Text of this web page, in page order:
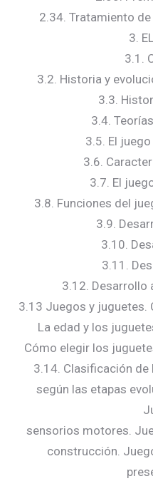
2.34. Tratamiento
3.
3.1.
3.2. Historia y
3.3.
3.4.
3.5. El
3.6.
3.7. El
3.8. Funciones del
3.9.
3.10.
3.11.
3.12. Desarrollo
3.13 Juegos y juguetes.
La edad y los
Cómo elegir los
3.14. Clasificación
según las etapas
sensorios motores.
construcción.